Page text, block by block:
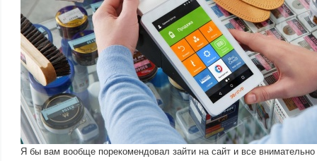
Я бы вам вообще порекомендовал зайти на сайт и все